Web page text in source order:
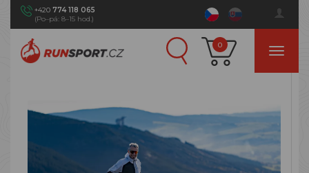
+420 774 118 065
(Po–pá: 8–15 hod.)
0